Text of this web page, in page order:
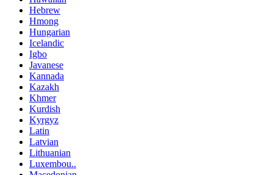
Hebrew
Hmong
Hungarian
Icelandic
Igbo
Javanese
Kannada
Kazakh
Khmer
Kurdish
Kyrgyz
Latin
Latvian
Lithuanian
Luxembou..